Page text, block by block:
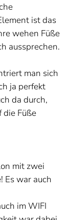
ist das
wehen Füße
aussprechen.
man sich
ja perfekt
da durch,
die Füße
mit zwei
Es war auch
im WIFI